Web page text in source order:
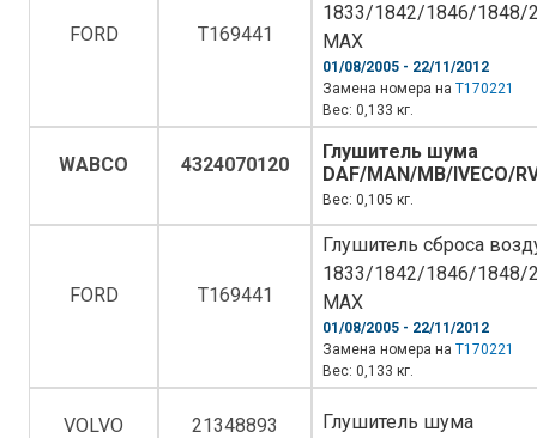
FORD T169441
1833/1842/1846/1848/
MAX
01/08/2005 - 22/11/2012
Замена номера на T170221
Вес: 0,133 кг.
WABCO 4324070120
Глушитель шума
DAF/MAN/MB/IVECO/
Вес: 0,105 кг.
FORD T169441
Глушитель сброса
1833/1842/1846/1848/
MAX
01/08/2005 - 22/11/2012
Замена номера на T170221
Вес: 0,133 кг.
VOLVO 21348893
Глушитель шума